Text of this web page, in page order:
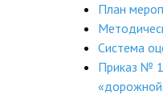
План
Система
Приказ №
«дорожной